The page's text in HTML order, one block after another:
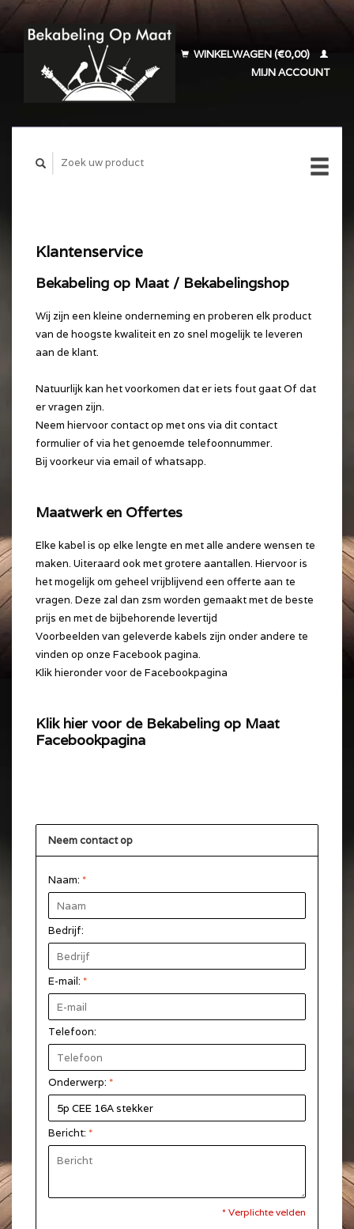
WINKELWAGEN (€0,00)
MIJN ACCOUNT
Klantenservice
Bekabeling op Maat / Bekabelingshop
Wij zijn een kleine onderneming en proberen elk product
van de hoogste kwaliteit en zo snel mogelijk te leveren
aan de klant.
Natuurlijk kan het voorkomen dat er iets fout gaat Of dat
er vragen zijn.
Neem hiervoor contact op met ons via dit contact
formulier of via het genoemde telefoonnummer.
Bij voorkeur via email of whatsapp.
Maatwerk en Offertes
Elke kabel is op elke lengte en met alle andere wensen te
maken. Uiteraard ook met grotere aantallen. Hiervoor is
het mogelijk om geheel vrijblijvend een offerte aan te
vragen. Deze zal dan zsm worden gemaakt met de beste
prijs en met de bijbehorende levertijd
Voorbeelden van geleverde kabels zijn onder andere te
vinden op onze Facebook pagina.
Klik hieronder voor de Facebookpagina
Klik hier voor de Bekabeling op Maat
Facebookpagina
Neem contact op
Naam: *
Bedrijf:
E-mail: *
Telefoon:
Onderwerp: *
Bericht: *
* Verplichte velden